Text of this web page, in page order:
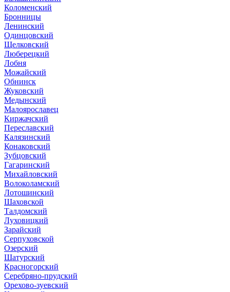
Коломенский
Бронницы
Ленинский
Одинцовский
Щелковский
Люберецкий
Лобня
Можайский
Обнинск
Жуковский
Медынский
Малоярославец
Киржачский
Переславский
Калязинский
Конаковский
Зубцовский
Гагаринский
Михайловский
Волоколамский
Лотошинский
Шаховской
Талдомский
Луховицкий
Зарайский
Серпуховской
Озерский
Шатурский
Красногорский
Серебряно-прудский
Орехово-зуевский